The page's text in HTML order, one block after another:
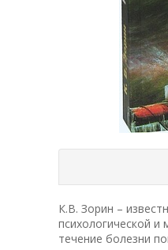
К.В. Зорин –
психологической
течение болезни